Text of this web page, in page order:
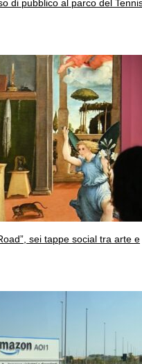
di pubblico al parco del
sei tappe social tra arte e